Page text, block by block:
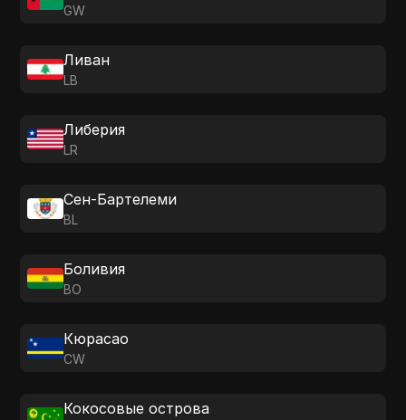
GW
Ливан
LB
Либерия
LR
Сен-Бартелеми
BL
Боливия
BO
Кюрасао
CW
Кокосовые острова